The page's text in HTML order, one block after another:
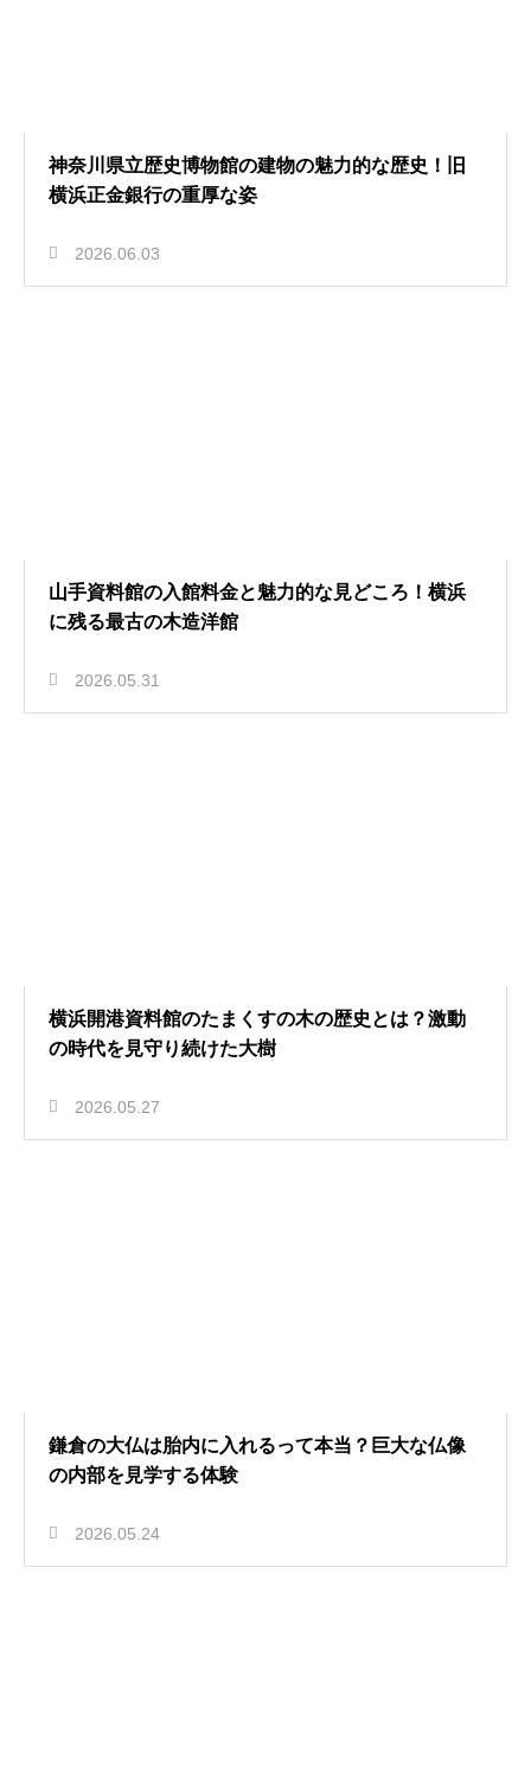
神奈川県立歴史博物館の建物の魅力的な歴史！旧
横浜正金銀行の重厚な姿
2026.06.03
山手資料館の入館料金と魅力的な見どころ！横浜
に残る最古の木造洋館
2026.05.31
横浜開港資料館のたまくすの木の歴史とは？激動
の時代を見守り続けた大樹
2026.05.27
鎌倉の大仏は胎内に入れるって本当？巨大な仏像
の内部を見学する体験
2026.05.24